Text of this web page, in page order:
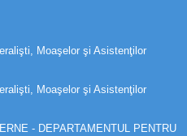
Moaşelor şi Asistenţilor
Moaşelor şi Asistenţilor
- DEPARTAMENTUL PENTRU